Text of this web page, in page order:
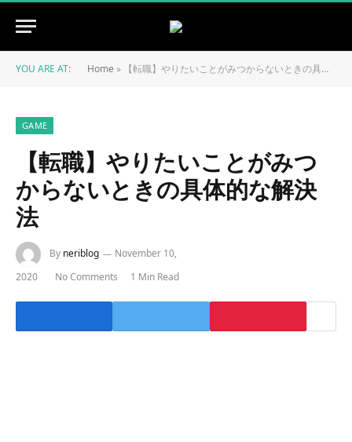
YOU ARE AT: Home » 【転職】やりたいことがみつからないときの具体的な解決法
GAME
【転職】やりたいことがみつ
からないときの具体的な解決
法
By neriblog
November 10,
2020
No Comments 1 Min Read